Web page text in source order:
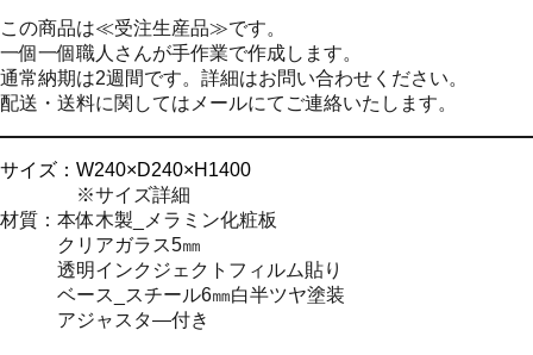
この商品は≪受注生産品≫です。
一個一個職人さんが手作業で作成します。
通常納期は2週間です。詳細はお問い合わせください。
配送・送料に関してはメールにてご連絡いたします。
サイズ：W240×D240×H1400
※サイズ詳細
材質：本体木製_メラミン化粧板
クリアガラス5㎜
透明インクジェクトフィルム貼り
ベース_スチール6㎜白半ツヤ塗装
アジャスタ―付き